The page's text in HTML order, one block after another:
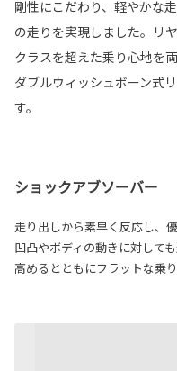
剛性にこだわり、軽やかな
の走りを実現しました。リ
クラスを超えた乗り心地を
ダブルウィッシュボーン式
す。
ショックアブソーバー
走り出しから素早く反応し、
凹凸やボディの動きに対して
高めるとともにフラットな乗